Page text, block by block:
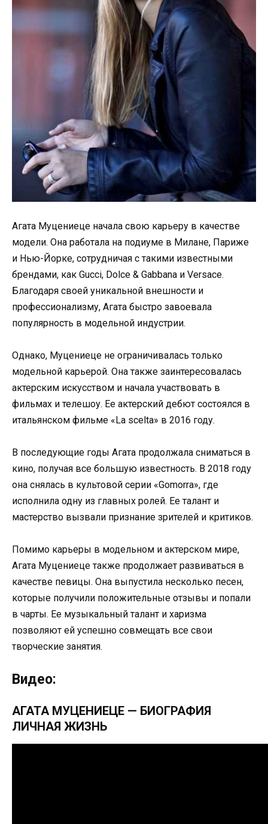
Агата Муцениеце начала свою карьеру в качестве
модели. Она работала на подиуме в Милане, Париже
и Нью-Йорке, сотрудничая с такими известными
брендами, как Gucci, Dolce & Gabbana и Versace.
Благодаря своей уникальной внешности и
профессионализму, Агата быстро завоевала
популярность в модельной индустрии.
Однако, Муцениеце не ограничивалась только
модельной карьерой. Она также заинтересовалась
актерским искусством и начала участвовать в
фильмах и телешоу. Ее актерский дебют состоялся в
итальянском фильме «La scelta» в 2016 году.
В последующие годы Агата продолжала сниматься в
кино, получая все большую известность. В 2018 году
она снялась в культовой серии «Gomorra», где
исполнила одну из главных ролей. Ее талант и
мастерство вызвали признание зрителей и критиков.
Помимо карьеры в модельном и актерском мире,
Агата Муцениеце также продолжает развиваться в
качестве певицы. Она выпустила несколько песен,
которые получили положительные отзывы и попали
в чарты. Ее музыкальный талант и харизма
позволяют ей успешно совмещать все свои
творческие занятия.
Видео:
АГАТА МУЦЕНИЕЦЕ — БИОГРАФИЯ
ЛИЧНАЯ ЖИЗНЬ